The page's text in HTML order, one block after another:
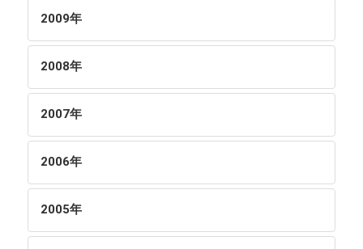
2009年
2008年
2007年
2006年
2005年